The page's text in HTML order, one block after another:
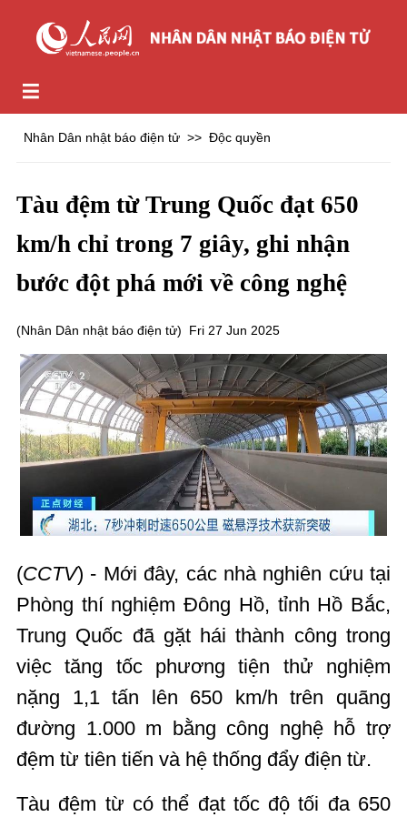
Nhân Dân nhật báo điện tử >> Độc quyền
Tàu đệm từ Trung Quốc đạt 650
km/h chỉ trong 7 giây, ghi nhận
bước đột phá mới về công nghệ
(Nhân Dân nhật báo điện tử) Fri 27 Jun 2025
(CCTV) - Mới đây, các nhà nghiên cứu tại
Phòng thí nghiệm Đông Hồ, tỉnh Hồ Bắc,
Trung Quốc đã gặt hái thành công trong
việc tăng tốc phương tiện thử nghiệm
nặng 1,1 tấn lên 650 km/h trên quãng
đường 1.000 m bằng công nghệ hỗ trợ
đệm từ tiên tiến và hệ thống đẩy điện từ.
Tàu đệm từ có thể đạt tốc độ tối đa 650